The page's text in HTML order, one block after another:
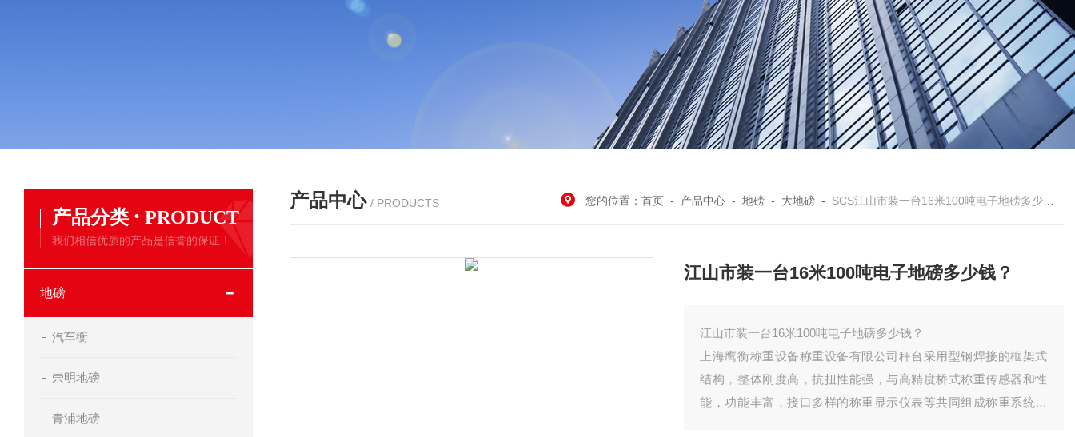
产品分类 · PRODUCT
我们相信优质的产品是信誉的保证！
地磅
汽车衡
崇明地磅
青浦地磅
产品中心 / PRODUCTS 您的位置：首页 - 产品中心 -地磅 - 大地磅 - SCS江山市装一台16米100吨电子地磅多少钱？
江山市装一台16米100吨电子地磅多少钱？
江山市装一台16米100吨电子地磅多少钱？
上海鹰衡称重设备称重设备有限公司秤台采用型钢焊接的框架式
结构，整体刚度高，抗扭性能强，与高精度桥式称重传感器和性
能，功能丰富，接口多样的称重显示仪表等共同组成称重系统。